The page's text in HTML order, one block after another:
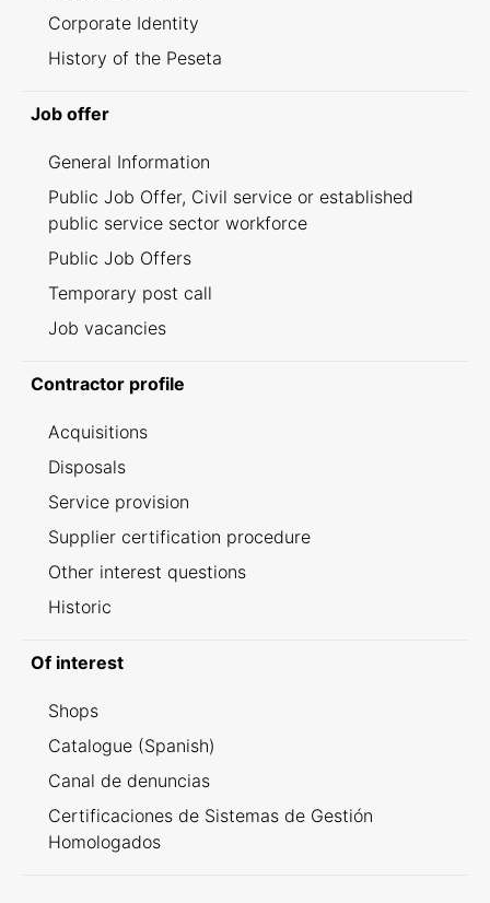
Corporate Identity
History of the Peseta
Job offer
General Information
Public Job Offer, Civil service or established
public service sector workforce
Public Job Offers
Temporary post call
Job vacancies
Contractor profile
Acquisitions
Disposals
Service provision
Supplier certification procedure
Other interest questions
Historic
Of interest
Shops
Catalogue (Spanish)
Canal de denuncias
Certificaciones de Sistemas de Gestión
Homologados